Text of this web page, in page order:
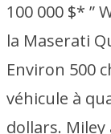
100 000 $* ”
la Maserati
Environ 500
véhicule à
dollars.